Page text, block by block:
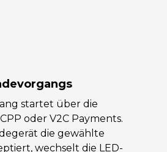
startet über die
oder V2C Payments.
die gewählte
wechselt die LED-